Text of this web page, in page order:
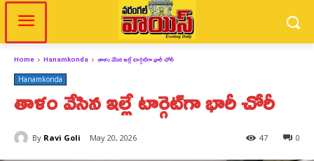
Home Hanamkonda తాళం వేసిన ఇల్లే టార్గెట్‌గా భారీ చోరీ
Hanamkonda
తాళం వేసిన ఇల్లే టార్గెట్‌గా భారీ చోరీ
By Ravi Goli May 20, 2026 0
47